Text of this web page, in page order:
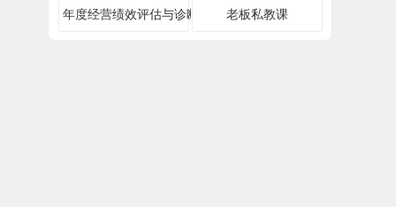
年度经营绩效评估与诊断 老板私教课